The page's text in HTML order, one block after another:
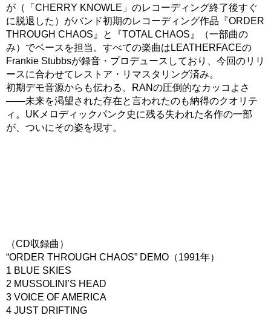
が（「CHERRY KNOWLE」のレコーディング終了後すぐ
に脱退した）がバンド初期のレコーディング作品『ORDER
THROUGH CHAOS』と『TOTAL CHAOS』（一部曲の
み）でベースを担当。すべての楽曲はLEATHERFACEの
Frankie Stubbsが録音・プロデュースしており、今回のリリ
ースに合わせてレストア・リマスタリング済み。
初期デモ音源からも伝わる、RANの圧倒的なカッコよさ
――未来を渇望された存在と言われたのも納得のクオリテ
ィ。UKメロディックパンク史に残る失われた名作の一部
が、ついにその姿を現す。
（CD収録曲）
“ORDER THROUGH CHAOS” DEMO（1991年）
1 BLUE SKIES
2 MUSSOLINI’S HEAD
3 VOICE OF AMERICA
4 JUST DRIFTING